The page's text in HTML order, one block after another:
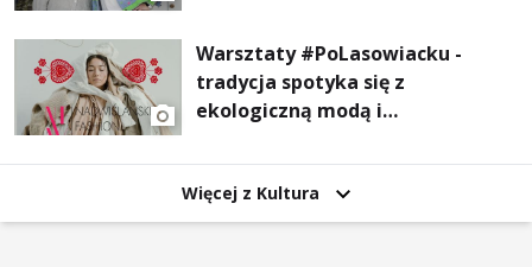
Warsztaty #PoLasowiacku -
tradycja spotyka się z
ekologiczną modą i
Więcej z Kultura